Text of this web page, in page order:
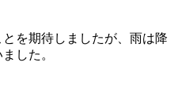
を期待しましたが、雨は降
した。